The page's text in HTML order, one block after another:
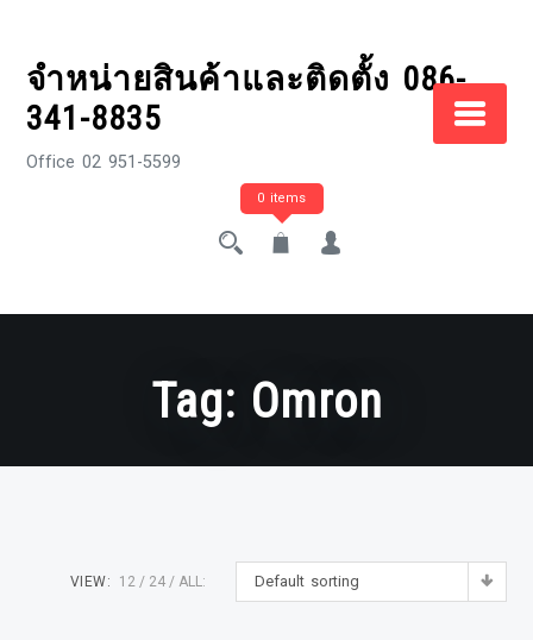
contentจำหน่ายสินค้าและติดตั้ง 086-
341-8835
Office 02 951-5599
0 items
Tag: Omron
Default sorting
VIEW: 12 24 ALL: